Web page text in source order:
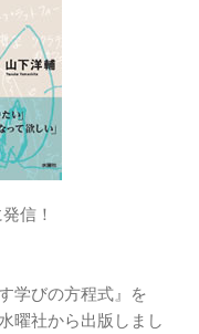
信！
学びの方程式』を
曜社から出版しまし